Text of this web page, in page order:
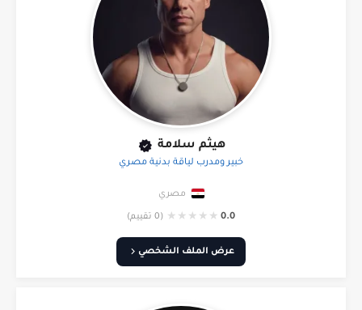
هيثم سلامة
خبير ومدرب لياقة بدنية مصري
مصري
0.0
★
★
★
★
★ (0 تقييم)
عرض الملف الشخصي